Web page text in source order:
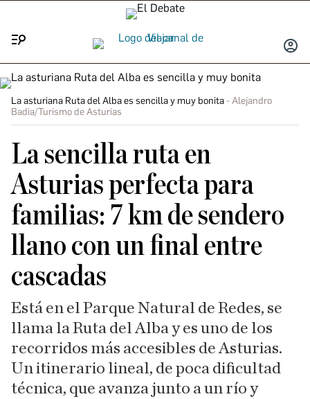
INICIAR
La asturiana Ruta del Alba es sencilla y muy bonita
Alejandro
Badia/Turismo de Asturias
La sencilla ruta en
Asturias perfecta para
familias: 7 km de sendero
llano con un final entre
cascadas
Está en el Parque Natural de Redes, se
llama la Ruta del Alba y es uno de los
recorridos más accesibles de Asturias.
Un itinerario lineal, de poca dificultad
técnica, que avanza junto a un río y